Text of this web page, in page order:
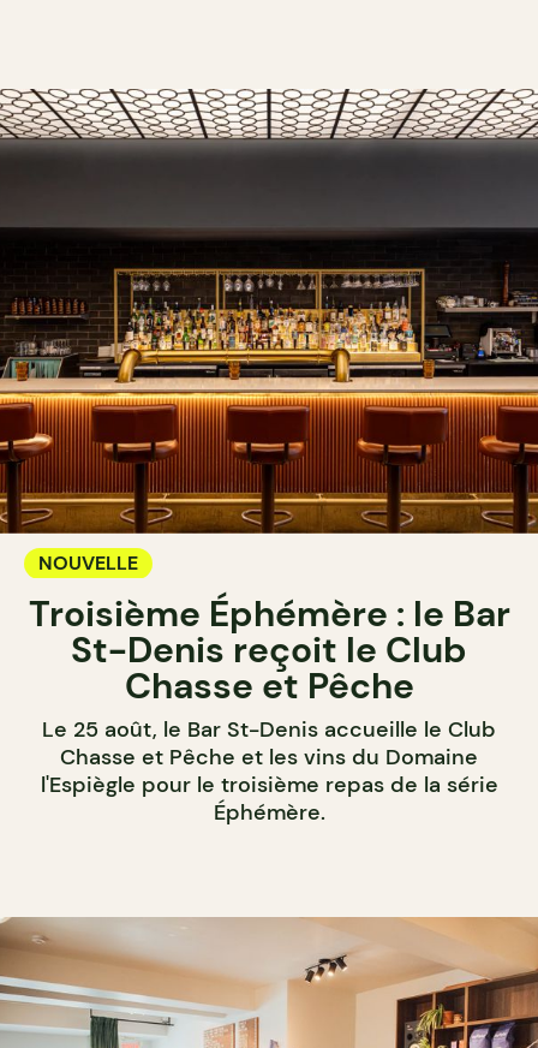
NOUVELLE
Troisième Éphémère : le Bar
St-Denis reçoit le Club
Chasse et Pêche
Le 25 août, le Bar St-Denis accueille le Club
Chasse et Pêche et les vins du Domaine
l'Espiègle pour le troisième repas de la série
Éphémère.